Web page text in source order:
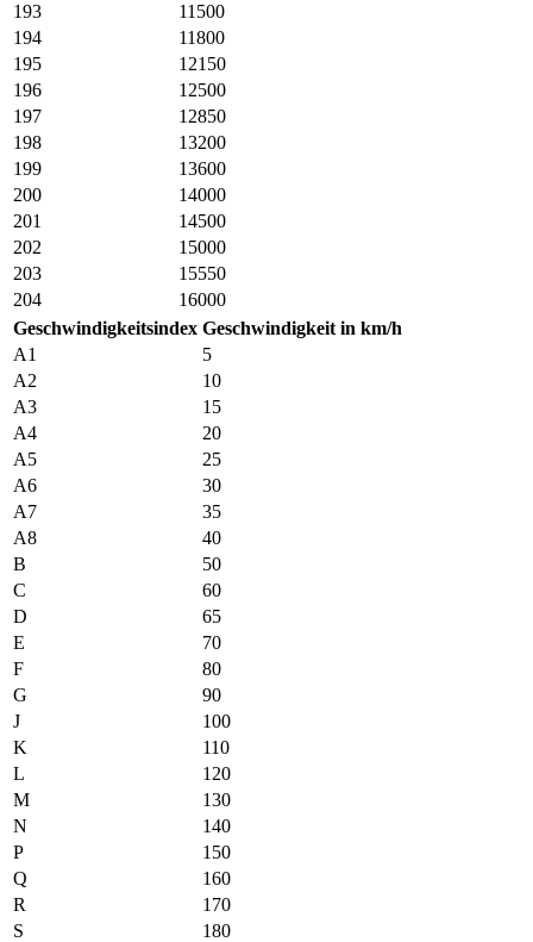
193
11500
194
11800
195
12150
196
12500
197
12850
198
13200
199
13600
200
14000
201
14500
202
15000
203
15550
204
16000
Geschwindigkeitsindex Geschwindigkeit in km/h
A1
5
A2
10
A3
15
A4
20
A5
25
A6
30
A7
35
A8
40
B
50
C
60
D
65
E
70
F
80
G
90
J
100
K
110
L
120
M
130
N
140
P
150
Q
160
R
170
S
180